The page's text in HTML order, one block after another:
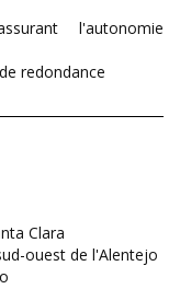
l'autonomie
redondance
Clara
ouest de l'Alentejo